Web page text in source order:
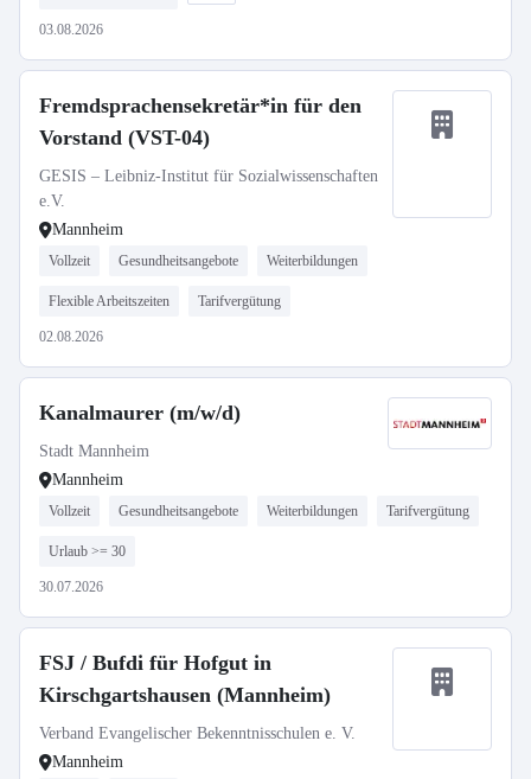
03.08.2026
Fremdsprachensekretär*in für den
Vorstand (VST-04)
GESIS – Leibniz-Institut für Sozialwissenschaften
e.V.
Mannheim
Vollzeit Gesundheitsangebote Weiterbildungen
Flexible Arbeitszeiten Tarifvergütung
02.08.2026
Kanalmaurer (m/w/d)
Stadt Mannheim
Mannheim
Vollzeit Gesundheitsangebote Weiterbildungen Tarifvergütung
Urlaub >= 30
30.07.2026
FSJ / Bufdi für Hofgut in
Kirschgartshausen (Mannheim)
Verband Evangelischer Bekenntnisschulen e. V.
Mannheim